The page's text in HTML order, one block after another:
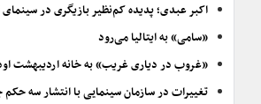
اکبر عبدی؛ پدیده کم‌نظیر بازیگری در سینمای
«سامی» به ایتالیا می‌رود
«غروب در دیاری غریب» به خانه اردیبهشت
تغییرات در سازمان سینمایی با انتشار سه